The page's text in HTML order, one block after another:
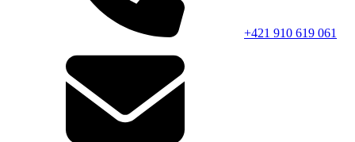
+421 910 619 061